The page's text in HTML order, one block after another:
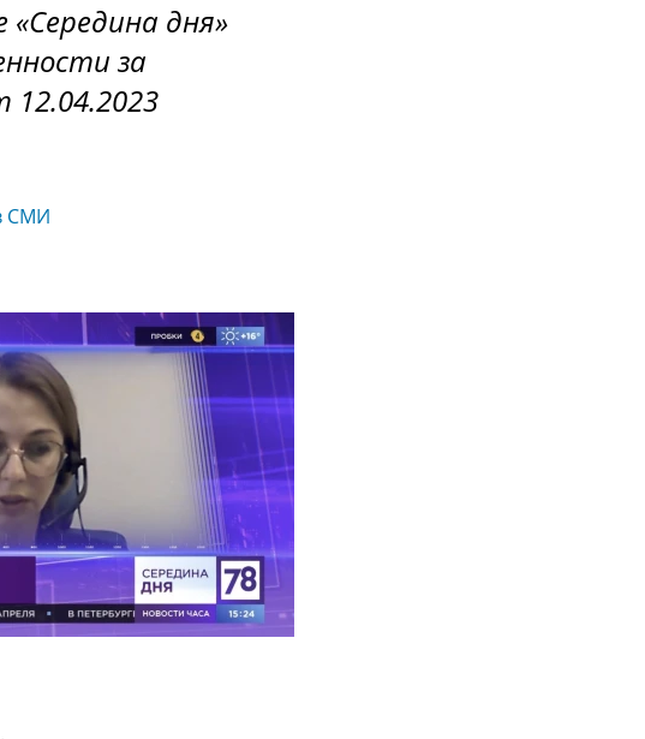
дня»
за
12.04.2023
СМИ